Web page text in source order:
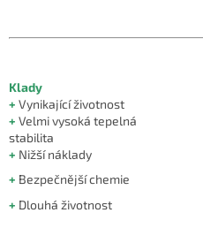
Klady
+ Vynikající životnost
+ Velmi vysoká tepelná
stabilita
+ Nižší náklady
+ Bezpečnější chemie
+ Dlouhá životnost